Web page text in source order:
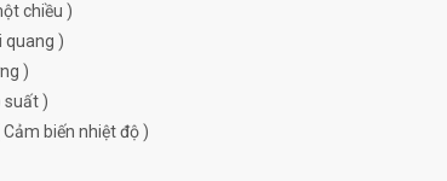
chiều )
quang )
)
suất )
biến nhiệt độ )